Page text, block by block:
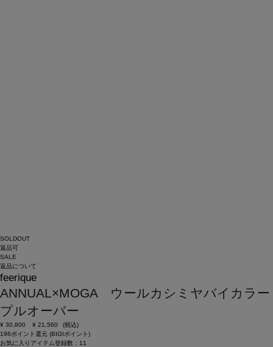
SOLDOUT
返品可
SALE
返品について
feerique
ANNUAL×MOGA ウールカシミヤバイカラー
プルオーバー
¥ 30,800 ¥ 21,560
(税込)
196ポイント還元 (BIGIポイント)
お気に入りアイテム登録数： 11